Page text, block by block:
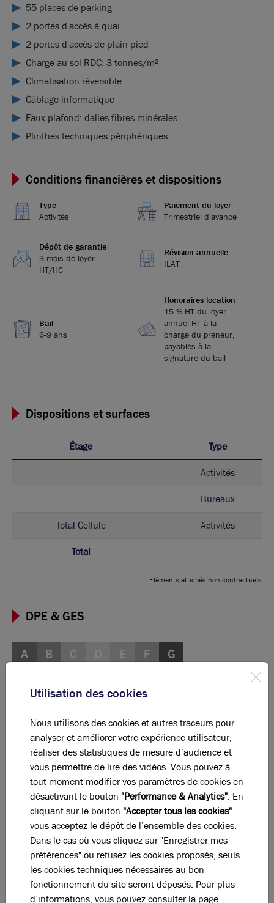
55 places de parking
2 portes d'accès à quai
2 portes d'accès de plain-pied
Charge au sol RDC: 3 tonnes/m²
Climatisation réversible
Câblage informatique
Faux plafond: dalles fibres minérales
Plinthes techniques périphériques
Conditions financières et dispositions
Type
Activités
Paiement du loyer
Trimestriel d'avance
Dépôt de garantie
3 mois de loyer
HT/HC
Révision annuelle
ILAT
Bail
6-9 ans
Honoraires location
15 % HT du loyer
annuel HT à la
charge du preneur,
payables à la
signature du bail
Dispositions et surfaces
Étage Type
Activités
Bureaux
Total Cellule Activités
Total
Eléments affichés non contractuels
DPE & GES
A B C E F G
Diagnostic de performance énergétique
B C D E F G
Indice d'émission de gaz à effet de serre
Diagnostic GES en cours
La perle rare pour votreprojet immobilier
Ces offres peuvent vous intéresser !
Utilisation des cookies
Nous utilisons des cookies et autres traceurs pour
analyser et améliorer votre expérience utilisateur,
réaliser des statistiques de mesure d’audience et
vous permettre de lire des vidéos. Vous pouvez à
tout moment modifier vos paramètres de cookies en
désactivant le bouton "Performance & Analytics". En
cliquant sur le bouton "Accepter tous les cookies"
vous acceptez le dépôt de l’ensemble des cookies.
Dans le cas où vous cliquez sur "Enregistrer mes
préférences" ou refusez les cookies proposés, seuls
les cookies techniques nécessaires au bon
fonctionnement du site seront déposés. Pour plus
d’informations, vous pouvez consulter la page